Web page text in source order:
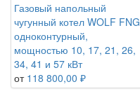
Wolf
Газовый напольный
чугунный котел WOLF FNG
одноконтурный,
мощностью 10, 17, 21, 26,
34, 41 и 57 кВт
от 118 800,00 ₽